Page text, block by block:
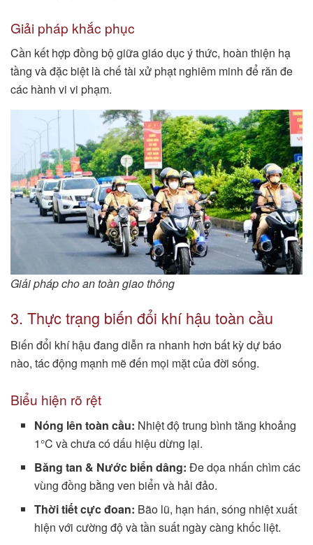
Giải pháp khắc phục
Cần kết hợp đồng bộ giữa giáo dục ý thức, hoàn thiện hạ
tầng và đặc biệt là chế tài xử phạt nghiêm minh để răn đe
các hành vi vi phạm.
Giải pháp cho an toàn giao thông
3. Thực trạng biến đổi khí hậu toàn cầu
Biến đổi khí hậu đang diễn ra nhanh hơn bất kỳ dự báo
nào, tác động mạnh mẽ đến mọi mặt của đời sống.
Biểu hiện rõ rệt
Nóng lên toàn cầu: Nhiệt độ trung bình tăng khoảng
1°C và chưa có dấu hiệu dừng lại.
Băng tan & Nước biển dâng: Đe dọa nhấn chìm các
vùng đồng bằng ven biển và hải đảo.
Thời tiết cực đoan: Bão lũ, hạn hán, sóng nhiệt xuất
hiện với cường độ và tần suất ngày càng khốc liệt.